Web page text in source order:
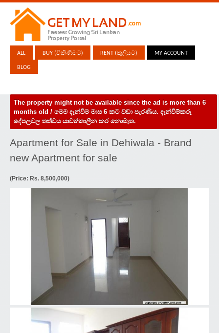
ALL BUY (විකිණීමට) RENT (කුලියට) MY ACCOUNT
BLOG
The property might not be available since the ad is more than 6
months old / මෙම දැන්වීම මාස 6 කට වඩා පැරණිය. දැන්වීම්කරු
දේපලවල තත්වය යාවත්කාලීන කර නොමැත.
Apartment for Sale in Dehiwala - Brand
new Apartment for sale
(Price: Rs. 8,500,000)